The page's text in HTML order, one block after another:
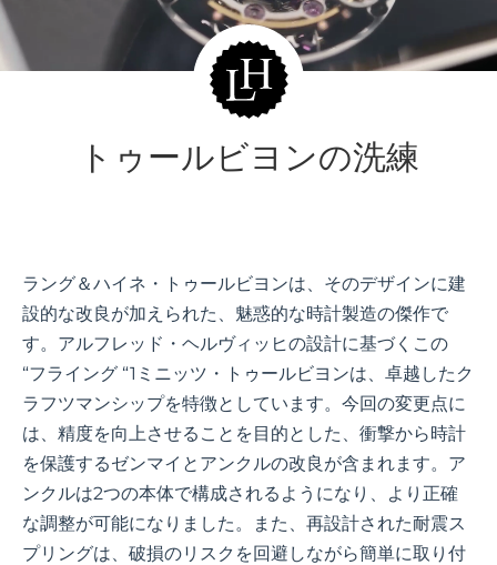
トゥールビヨンの洗練
ラング＆ハイネ・トゥールビヨンは、そのデザインに建
設的な改良が加えられた、魅惑的な時計製造の傑作で
す。アルフレッド・ヘルヴィッヒの設計に基づくこの
“フライング “1ミニッツ・トゥールビヨンは、卓越したク
ラフツマンシップを特徴としています。今回の変更点に
は、精度を向上させることを目的とした、衝撃から時計
を保護するゼンマイとアンクルの改良が含まれます。ア
ンクルは2つの本体で構成されるようになり、より正確
な調整が可能になりました。また、再設計された耐震ス
プリングは、破損のリスクを回避しながら簡単に取り付